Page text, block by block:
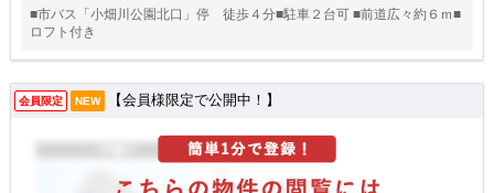
■市バス「小畑川公園北口」停 徒歩４分■駐車２台可 ■前道広々約６ｍ■
ロフト付き
会員限定 NEW 【会員様限定で公開中！】